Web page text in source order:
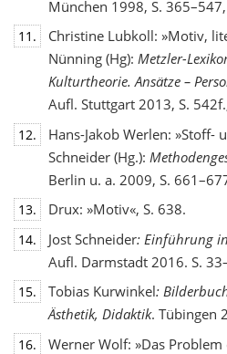
München 1998, S.
11.
Christine Lubkoll: »Motiv,
Nünning (Hg): Metzler-
Kulturtheorie. Ansätze –
Aufl. Stuttgart 2013, S.
12.
Hans-Jakob Werlen: »Stoff-
Schneider (Hg.):
Berlin u. a. 2009, S.
13. Drux: »Motiv«, S. 638.
14. Jost Schneider: Einführung
Aufl. Darmstadt 2016. S.
15. Tobias Kurwinkel:
Ästhetik, Didaktik. Tübingen
16.
Werner Wolf: »Das